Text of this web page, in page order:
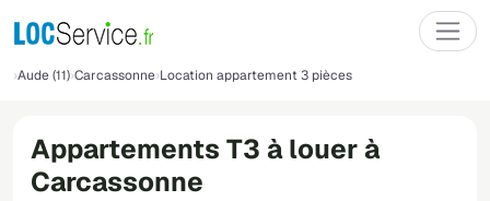
Aude (11) Carcassonne Location appartement 3 pièces
Appartements T3 à louer à
Carcassonne